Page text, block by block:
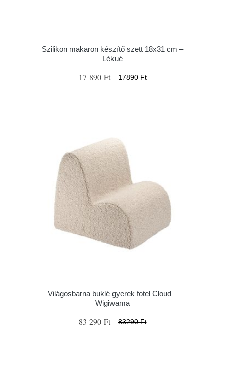
Szilikon makaron készítő szett 18x31 cm –
Lékué
17 890 Ft 17890 Ft
Világosbarna buklé gyerek fotel Cloud –
Wigiwama
83 290 Ft 83290 Ft